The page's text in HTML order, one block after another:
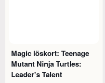
Magic löskort: Teenage
Mutant Ninja Turtles:
Leader's Talent